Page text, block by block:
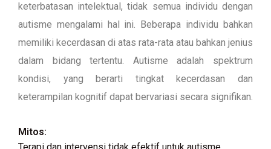
keterbatasan intelektual, tidak semua individu dengan
autisme mengalami hal ini. Beberapa individu bahkan
memiliki kecerdasan di atas rata-rata atau bahkan jenius
dalam bidang tertentu. Autisme adalah spektrum
kondisi, yang berarti tingkat kecerdasan dan
keterampilan kognitif dapat bervariasi secara signifikan.
Mitos: